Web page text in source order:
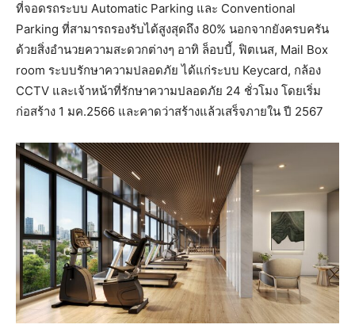
ที่จอดรถระบบ Automatic Parking และ Conventional
Parking ที่สามารถรองรับได้สูงสุดถึง 80% นอกจากยังครบครัน
ด้วยสิ่งอำนวยความสะดวกต่างๆ อาทิ ล็อบบี้, ฟิตเนส, Mail Box
room ระบบรักษาความปลอดภัย ได้แก่ระบบ Keycard, กล้อง
CCTV และเจ้าหน้าที่รักษาความปลอดภัย 24 ชั่วโมง โดยเริ่ม
ก่อสร้าง 1 มค.2566 และคาดว่าสร้างแล้วเสร็จภายใน ปี 2567